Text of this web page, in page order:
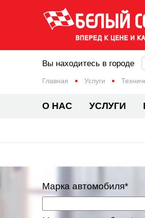
Главная Услуги
Вы находитесь в городе
О НАС УСЛУГИ
Марка автомобиля*